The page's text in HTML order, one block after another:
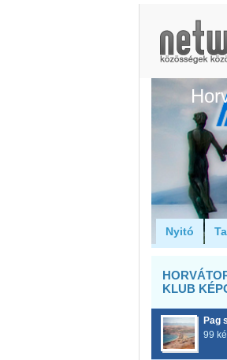
Nyitó
KLUB
Pag
99